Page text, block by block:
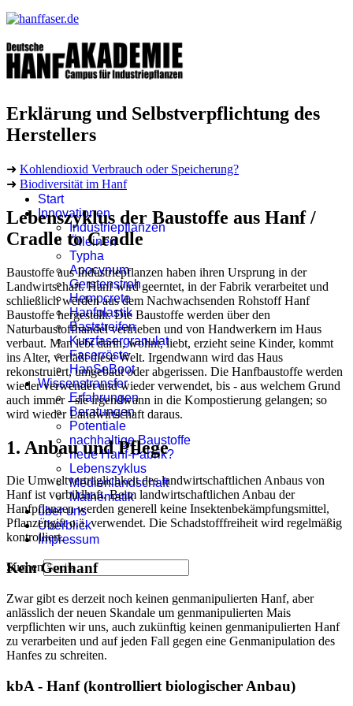
Start
Innovationen
Industriepflanzen
Ölleinen
Typha
Apocynum
Gerstenstroh
Hempcrete
Hanfplastik
Baststreifen
Kurzfasergranulat
Faserröste
HanSeBoot
Wissenstransfer
Erfahrungen
Beratungen
Potentiale
nachhaltige Baustoffe
neue Hanf-Fabrik?
Lebenszyklus
Medienlandschaft
Mathematik
über uns
Überblick
Impressum
Suchen
Erklärung und Selbstverpflichtung des
Herstellers
➜ Kohlendioxid Verbrauch oder Speicherung?
➜ Biodiversität im Hanf
Lebenszyklus der Baustoffe aus Hanf /
Cradle to Cradle
Baustoffe aus Industriepflanzen haben ihren Ursprung in der
Landwirtschaft. Hanf wird geerntet, in der Fabrik verarbeitet und
schließlich werden aus dem Nachwachsenden Rohstoff Hanf
Baustoffe hergestellt. Die Baustoffe werden über den
Naturbaustoffhandel vertrieben und von Handwerkern im Haus
verbaut. Man lebt darin, wohnt, liebt, erzieht seine Kinder, kommt
ins Alter, verläßt diese Welt. Irgendwann wird das Haus
rekonstruiert, umgebaut oder abgerissen. Die Hanfbaustoffe werden
wieder verwendet und wieder verwendet, bis - aus welchem Grund
auch immer - sie irgendwann in die Kompostierung gelangen; so
wird wieder Landwirtschaft daraus.
1. Anbau und Pflege
Die Umweltverträglichkeit des landwirtschaftlichen Anbaus von
Hanf ist vorbildhaft. Beim landwirtschaftlichen Anbau der
Hanfpflanzen werden generell keine Insektenbekämpfungsmittel,
Pflanzengift o.ä. verwendet. Die Schadstofffreiheit wird regelmäßig
kontrolliert.
Kein Genhanf
Zwar gibt es derzeit noch keinen genmanipulierten Hanf, aber
anlässlich der neuen Skandale um genmanipulierten Mais
verpflichten wir uns, auch zukünftig keinen genmanipulierten Hanf
zu verarbeiten und auf jeden Fall gegen eine Genmanipulation des
Hanfes zu schreiten.
kbA - Hanf (kontrolliert biologischer Anbau)